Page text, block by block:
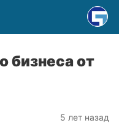
бизнеса от
5 лет назад